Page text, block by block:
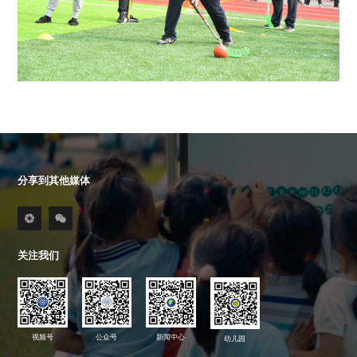
分享到其他媒体
关注我们
视频号 公众号 新闻中心 幼儿园